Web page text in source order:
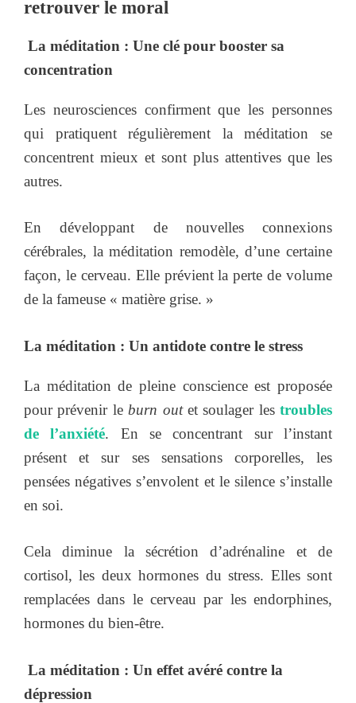
retrouver le moral
La méditation : Une clé pour booster sa
concentration
Les neurosciences confirment que les personnes
qui pratiquent régulièrement la méditation se
concentrent mieux et sont plus attentives que les
autres.
En développant de nouvelles connexions
cérébrales, la méditation remodèle, d’une certaine
façon, le cerveau. Elle prévient la perte de volume
de la fameuse « matière grise. »
La méditation : Un antidote contre le stress
La méditation de pleine conscience est proposée
pour prévenir leburn outet soulager les troubles
de l’anxiété. En se concentrant sur l’instant
présent et sur ses sensations corporelles, les
pensées négatives s’envolent et le silence s’installe
en soi.
Cela diminue la sécrétion d’adrénaline et de
cortisol, les deux hormones du stress. Elles sont
remplacées dans le cerveau par les endorphines,
hormones du bien-être.
La méditation : Un effet avéré contre la
dépression